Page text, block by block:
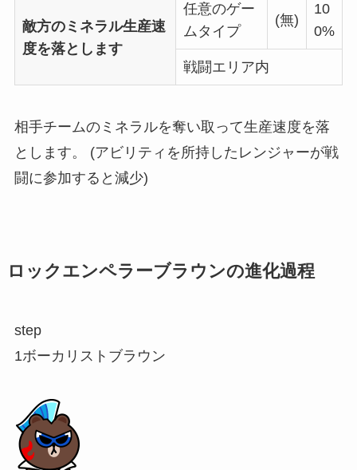
敵方のミネラル生産速
度を落とします
任意のゲー
ムタイプ
(無)
10
0%
戦闘エリア内
相手チームのミネラルを奪い取って生産速度を落
とします。 (アビリティを所持したレンジャーが戦
闘に参加すると減少)
ロックエンペラーブラウンの進化過程
step
1ボーカリストブラウン